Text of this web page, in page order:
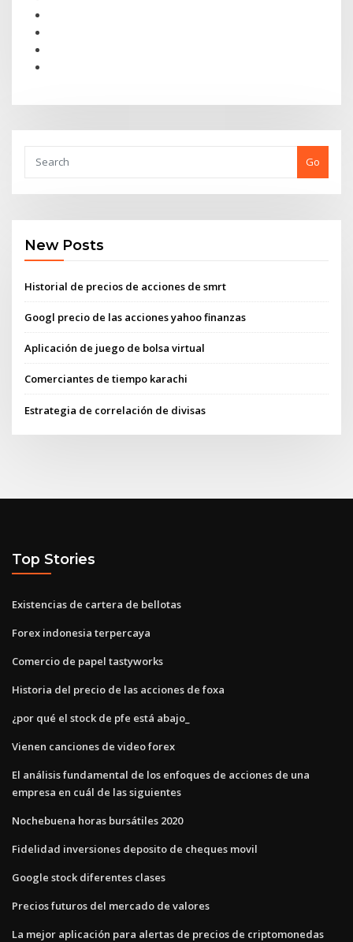
Go
New Posts
Historial de precios de acciones de smrt
Googl precio de las acciones yahoo finanzas
Aplicación de juego de bolsa virtual
Comerciantes de tiempo karachi
Estrategia de correlación de divisas
Top Stories
Existencias de cartera de bellotas
Forex indonesia terpercaya
Comercio de papel tastyworks
Historia del precio de las acciones de foxa
¿por qué el stock de pfe está abajo_
Vienen canciones de video forex
El análisis fundamental de los enfoques de acciones de una
empresa en cuál de las siguientes
Nochebuena horas bursátiles 2020
Fidelidad inversiones deposito de cheques movil
Google stock diferentes clases
Precios futuros del mercado de valores
La mejor aplicación para alertas de precios de criptomonedas